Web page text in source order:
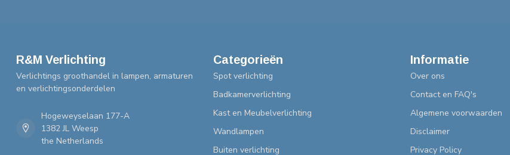
R&M Verlichting
Verlichtings groothandel in lampen, armaturen
en verlichtingsonderdelen
Hogeweyselaan 177-A
1382 JL Weesp
the Netherlands
Categorieën
Spot verlichting
Badkamerverlichting
Kast en Meubelverlichting
Wandlampen
Buiten verlichting
Informatie
Over ons
Contact en FAQ's
Algemene voorwaarden
Disclaimer
Privacy Policy